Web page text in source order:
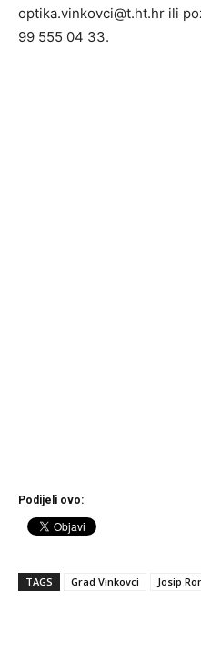
optika.vinkovci@t.ht.hr ili
99 555 04 33.
Podijeli ovo:
TAGS Grad Vinkovci Josip